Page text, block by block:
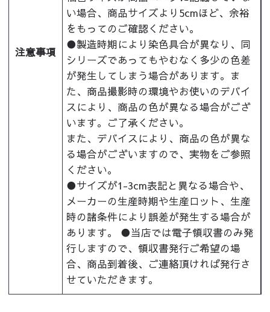
注意事項
い場合、商品サイズより5cmほど、余裕
をもってのご確認ください。
●製造時期により染色具合が異なり、同
シリーズであってもやむなく多少の色差
が発生してしまう場合があります。ま
た、商品撮影時の環境やお使いのデバイ
スにより、商品の色が異なる場合がござ
います。ご了承ください。
また、デバイスにより、商品の色が異な
る場合がございますので、実物をご参照
ください。
●サイズが1-3cm表記と異なる場合や、
メーカーの生産時期や生産ロット、生産
時の諸条件により誤差が発生する場合が
あります。 ●当店では電子領収書のみ発
行しますので、領収書発行ご希望の場
合、商品到着後、ご連絡頂ければ発行さ
せていただきます。